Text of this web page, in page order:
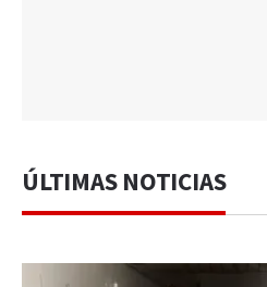
ÚLTIMAS NOTICIAS